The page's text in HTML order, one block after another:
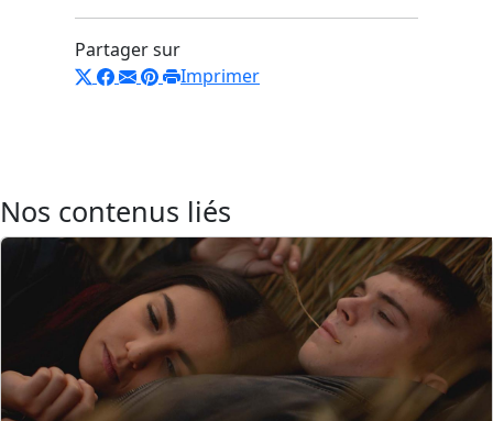
Partager sur
Imprimer
Nos contenus liés